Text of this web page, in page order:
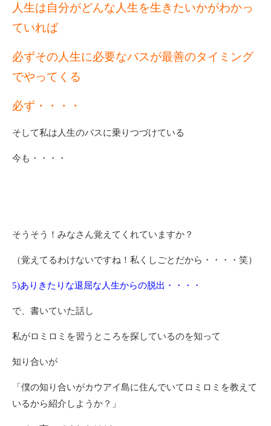
人生は自分がどんな人生を生きたいかがわかっ
ていれば
必ずその人生に必要なバスが最善のタイミング
でやってくる
必ず・・・・
そして私は人生のバスに乗りつづけている
今も・・・・
そうそう！みなさん覚えてくれていますか？
（覚えてるわけないですね！私くしごとだから・・・・笑）
5)ありきたりな退屈な人生からの脱出・・・・
で、書いていた話し
私がロミロミを習うところを探しているのを知って
知り合いが
「僕の知り合いがカウアイ島に住んでいてロミロミを教えて
いるから紹介しようか？」